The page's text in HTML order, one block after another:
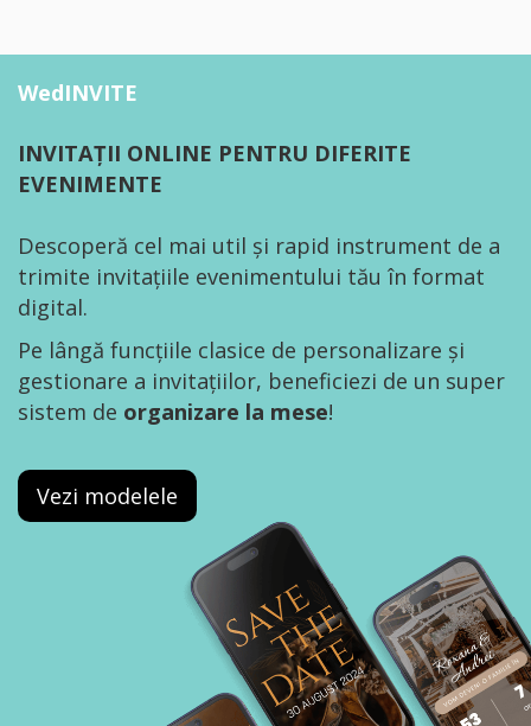
WedINVITE
INVITAȚII ONLINE PENTRU DIFERITE
EVENIMENTE
Descoperă cel mai util și rapid instrument de a
trimite invitațiile evenimentului tău în format
digital.
Pe lângă funcțiile clasice de personalizare și
gestionare a invitațiilor, beneficiezi de un super
sistem de organizare la mese!
Vezi modelele